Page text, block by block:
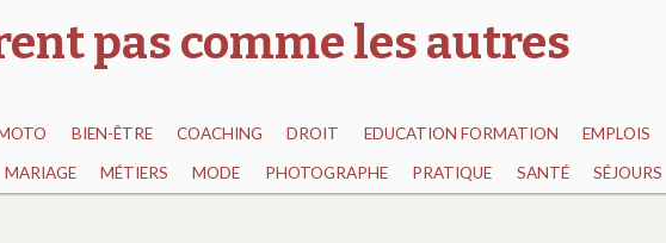
pas comme les autres
BIEN-ÊTRE COACHING DROIT EDUCATION FORMATION EMPLOIS
MARIAGE MÉTIERS MODE PHOTOGRAPHE PRATIQUE SANTÉ SÉJOURS